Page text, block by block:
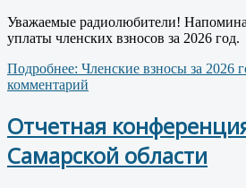
Уважаемые радиолюбители!
уплаты членских взносов за 2026 год.
Подробнее: Членские взносы за 2026
комментарий
Отчетная
Самарской области